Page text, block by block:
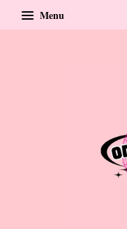
Menu